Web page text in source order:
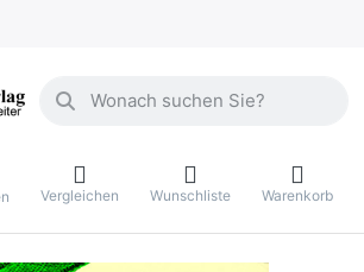
Geben Sie einen Suchbegriff ein.
Vergleichen Wunschliste Warenkorb